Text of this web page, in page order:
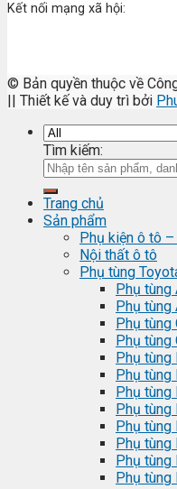
Kết nối mạng xã hội:
© Bản quyền thuộc về
|| Thiết kế và duy trì bởi
Tìm kiếm:
Trang chủ
Sản phẩm
Phụ kiện ô tô
Nội thất ô tô
Phụ tùng
Phụ tùng
Phụ tùng
Phụ tùng
Phụ tùng
Phụ tùng
Phụ tùng
Phụ tùng
Phụ tùng
Phụ tùng
Phụ tùng
Phụ tùng
Phụ tùng